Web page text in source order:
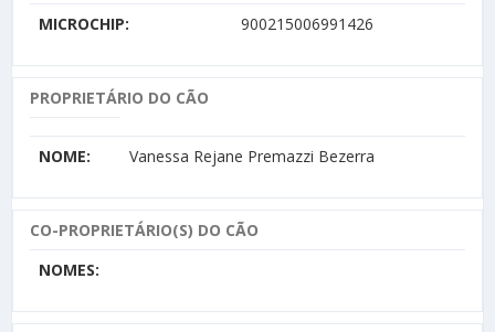
MICROCHIP:
900215006991426
PROPRIETÁRIO DO CÃO
NOME: Vanessa Rejane Premazzi Bezerra
CO-PROPRIETÁRIO(S) DO CÃO
NOMES: